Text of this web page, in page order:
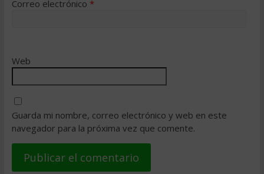
Correo electrónico *
Web
Guarda mi nombre, correo electrónico y web en este
navegador para la próxima vez que comente.